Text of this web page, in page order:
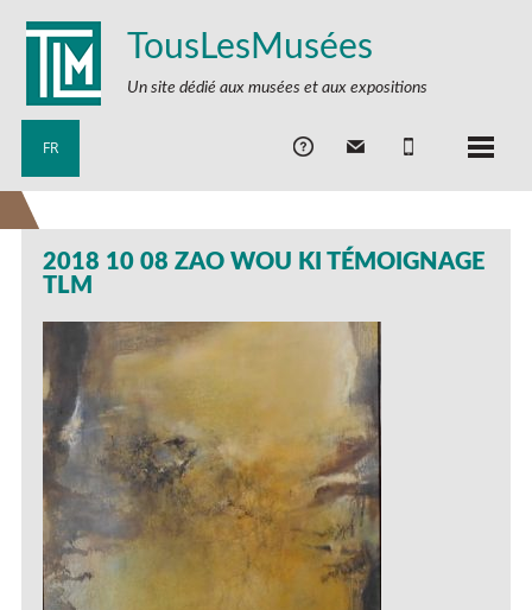
TousLesMusées
Un site dédié aux musées et aux expositions
FR
2018 10 08 ZAO WOU KI TÉMOIGNAGE
TLM